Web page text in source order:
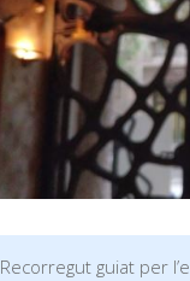
Recorregut guiat per